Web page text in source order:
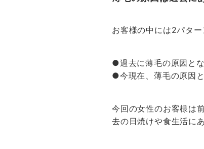
お客様の中には2パター
●過去に薄毛の原因と
●今現在、薄毛の原因
今回の女性のお客様は
去の日焼けや食生活に